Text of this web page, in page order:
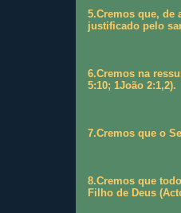
5.Cremos que, de
justificado pelo
6.Cremos na
5:10; 1João 2:1,2).
7.Cremos que o
8.Cremos que
Filho de Deus